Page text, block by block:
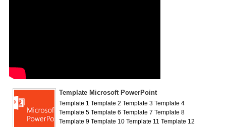
Template Microsoft PowerPoint
Template 1 Template 2 Template 3 Template 4
Template 5 Template 6 Template 7 Template 8
Template 9 Template 10 Template 11 Template 12